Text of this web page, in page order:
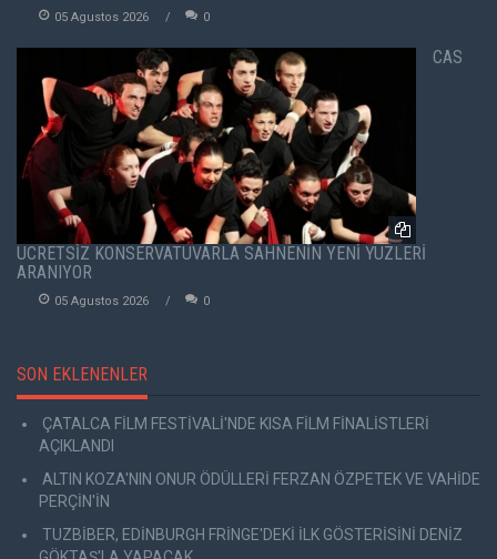
05 Agustos 2026 0
CAS
ÜCRETSİZ KONSERVATUVARLA SAHNENİN YENİ YÜZLERİ
ARANIYOR
05 Agustos 2026 0
SON EKLENENLER
ÇATALCA FİLM FESTİVALİ'NDE KISA FİLM FİNALİSTLERİ
AÇIKLANDI
ALTIN KOZA'NIN ONUR ÖDÜLLERİ FERZAN ÖZPETEK VE VAHİDE
PERÇİN'İN
TUZBİBER, EDİNBURGH FRİNGE'DEKİ İLK GÖSTERİSİNİ DENİZ